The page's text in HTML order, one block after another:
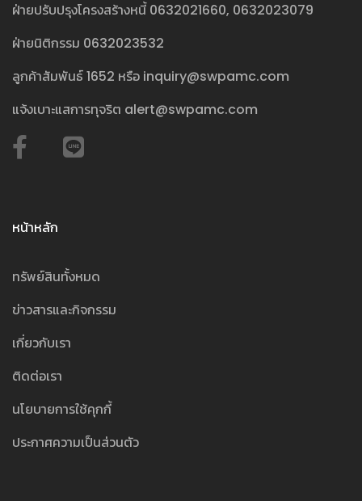
ฝ่ายปรับปรุงโครงสร้างหนี้ 0632021660, 0632023079
ฝ่ายนิติกรรม 0632023532
ลูกค้าสัมพันธ์1652 หรือ inquiry@swpamc.com
แจ้งเบาะแสการทุจริต alert@swpamc.com
หน้าหลัก
ทรัพย์สินทั้งหมด
ข่าวสารและกิจกรรม
เกี่ยวกับเรา
ติดต่อเรา
นโยบายการใช้คุกกี้
ประกาศความเป็นส่วนตัว